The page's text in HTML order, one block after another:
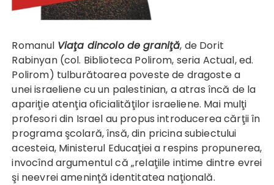
Romanul Viaţa dincolo de graniţă, de Dorit
Rabinyan (col. Biblioteca Polirom, seria Actual, ed.
Polirom) tulburătoarea poveste de dragoste a
unei israeliene cu un palestinian, a atras încă de la
apariţie atenţia oficialităţilor israeliene. Mai mulţi
profesori din Israel au propus introducerea cărţii în
programa şcolară, însă, din pricina subiectului
acesteia, Ministerul Educaţiei a respins propunerea,
invocînd argumentul că „relaţiile intime dintre evrei
şi neevrei ameninţă identitatea naţională.